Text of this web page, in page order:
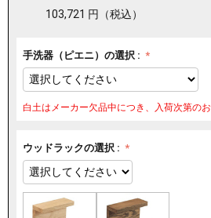
103,721 円 （税込）
手洗器（ピエニ）の選択 :
白土はメーカー欠品中につき、入荷次第のお
ウッドラックの選択 :